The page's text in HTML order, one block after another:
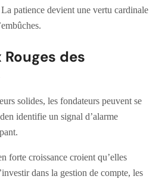
patience devient une vertu cardinale
des
solides, les fondateurs peuvent se
identifie un signal d’alarme
forte croissance croient qu’elles
dans la gestion de compte, les